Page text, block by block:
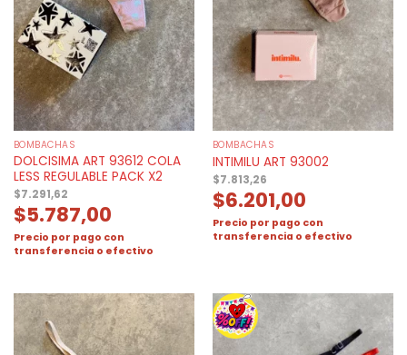
BOMBACHAS
DOLCISIMA ART 93612 COLA
LESS REGULABLE PACK X2
$7.291,62
$5.787,00
Precio por pago con
transferencia o efectivo
BOMBACHAS
INTIMILU ART 93002
$7.813,26
$6.201,00
Precio por pago con
transferencia o efectivo